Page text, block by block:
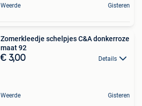
Weerde Gisteren
Zomerkleedje schelpjes C&A donkerroze
maat 92
€ 3,00 Details
Weerde Gisteren